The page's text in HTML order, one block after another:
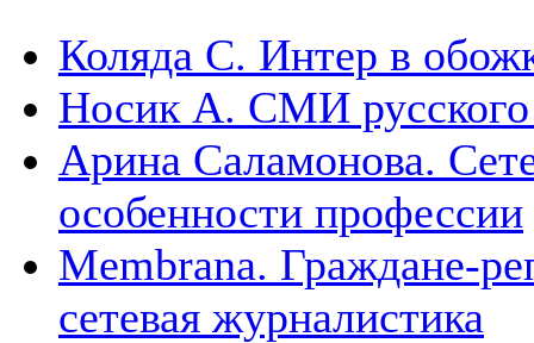
Коляда С. Интер в
Носик А. СМИ русского
Арина Саламонова.
особенности профессии
Membrana. Граждане-
сетевая журналистика